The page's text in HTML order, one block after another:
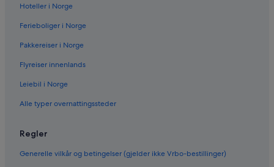
Bilutleie i Las Vegas
Bilutleie i New York
Bilutleie i Orlando
Bilutleie i London
Bilutleie i Paris
Bilutleie i Cancun
Bilutleie i Los Angeles
Bilutleie i Roma
Hoteller i Norge
Ferieboliger i Norge
Pakkereiser i Norge
Flyreiser innenlands
Leiebil i Norge
Alle typer overnattingssteder
Regler
Generelle vilkår og betingelser (gjelder ikke Vrbo-bestillinger)